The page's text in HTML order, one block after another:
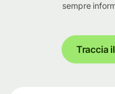
sempre
Traccia